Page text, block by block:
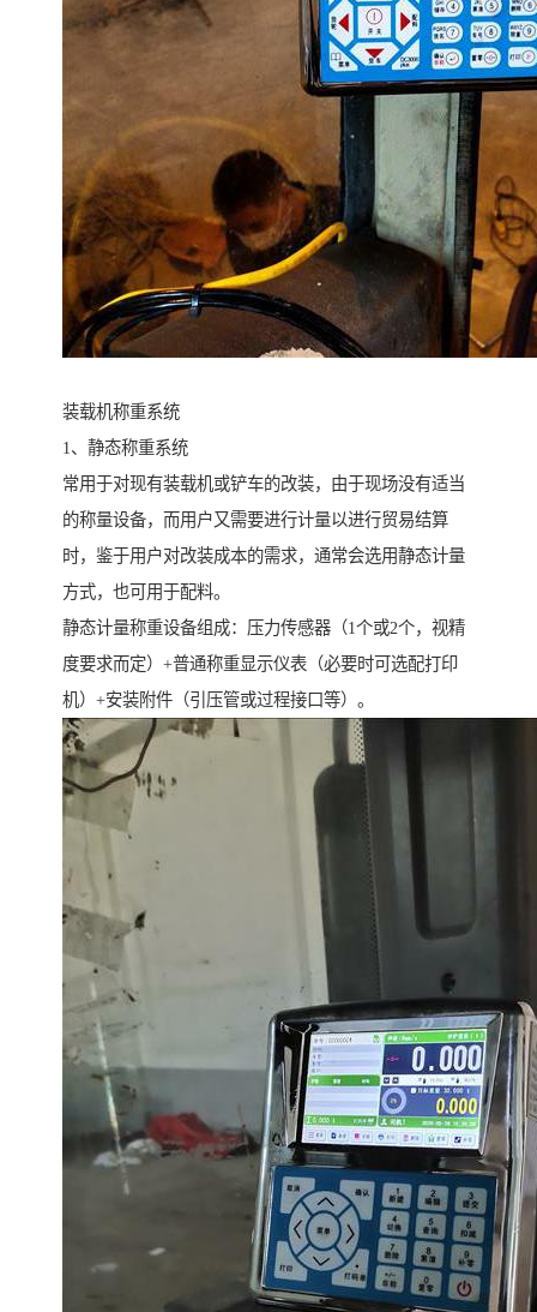
装载机称重系统
1、静态称重系统
常用于对现有装载机或铲车的改装，由于现场没有适当
的称量设备，而用户又需要进行计量以进行贸易结算
时，鉴于用户对改装成本的需求，通常会选用静态计量
方式，也可用于配料。
静态计量称重设备组成：压力传感器（1个或2个，视精
度要求而定）+普通称重显示仪表（必要时可选配打印
机）+安装附件（引压管或过程接口等）。